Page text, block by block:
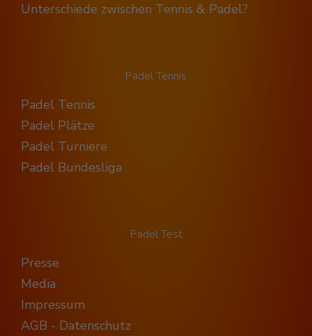
Unterschiede zwischen Tennis & Padel?
Padel Tennis
Padel Tennis
Padel Plätze
Padel Turniere
Padel Bundesliga
Padel Test
Presse
Media
Impressum
AGB - Datenschutz